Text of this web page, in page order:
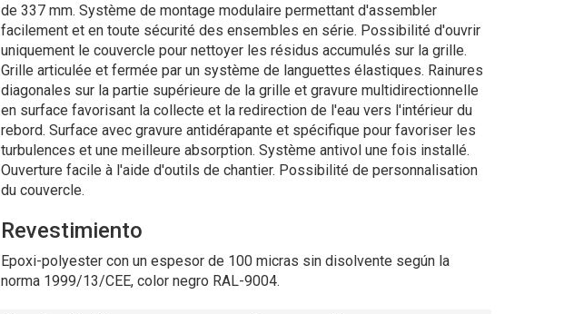
de 337 mm. Système de montage modulaire permettant d'assembler
facilement et en toute sécurité des ensembles en série. Possibilité d'ouvrir
uniquement le couvercle pour nettoyer les résidus accumulés sur la grille.
Grille articulée et fermée par un système de languettes élastiques. Rainures
diagonales sur la partie supérieure de la grille et gravure multidirectionnelle
en surface favorisant la collecte et la redirection de l'eau vers l'intérieur du
rebord. Surface avec gravure antidérapante et spécifique pour favoriser les
turbulences et une meilleure absorption. Système antivol une fois installé.
Ouverture facile à l'aide d'outils de chantier. Possibilité de personnalisation
du couvercle.
Revestimiento
Epoxi-polyester con un espesor de 100 micras sin disolvente según la
norma 1999/13/CEE, color negro RAL-9004.